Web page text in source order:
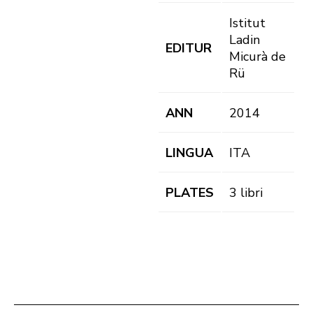
EDITUR
Istitut
Ladin
Micurà de
Rü
ANN 2014
LINGUA ITA
PLATES 3 libri